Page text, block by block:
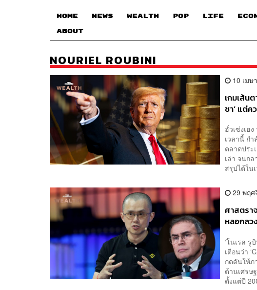
HOME NEWS WEALTH POP LIFE
ABOUT
NOURIEL ROUBINI
10 เมษ
เกมเส้น
ชา’ แต่ค
ฮั่วเซ่งเฮ
เวลานี้ ก
ตลาดประ
เล่า จนก
สรุปได้ใ
29 พฤศ
ศาสตรา
หลอกลว
‘โนเรล
เตือนว่า
กดดันให้ภ
ด้านเศรษ
ตั้งแต่ปี